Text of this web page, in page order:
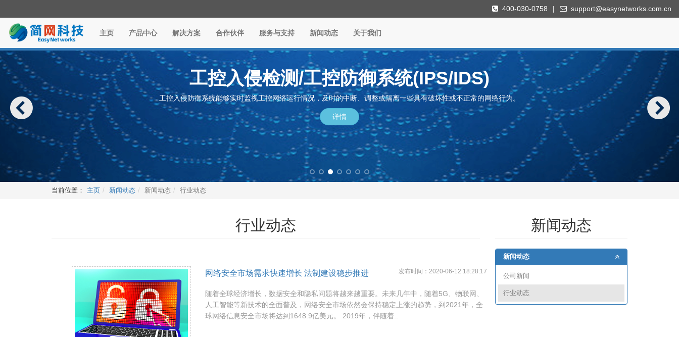
400-030-0758 | support@easynetworks.com.cn
主页 产品中心 解决方案 合作伙伴 服务与支持 新闻动态 关于我们
SDWAN用于连接广阔地理范围的企业网络、数据中心、互联网应用及云服务。
APPway下一代防火墙是当今企业网络的安全核心，实现优化性能、提供安全性和确保可靠性的一个必不可少的工具。
工控入侵检测/工控防御系统(IPS/IDS)
工控入侵防御系统能够实时监视工控网络运行情况，及时的中断、调整或隔离一些具有破坏性或不正常的网络行为。
详情
APPCloudsec虚拟形式下一代防火墙，为公有云和私有云提供网络安全解决方案。
4G5G无线接入网关可以使用4G和5G的链路来访问internet或者作为vpn连入企业内网，自动实现户外设备、无人值守，物联网，或者小型办公室接入。
DNS过滤器通过对DNS请求处理，实现禁止和允许访问某些域名，发现木马攻击，设置蜜罐。
专注于恶意代码威胁综合防御、监控的硬件级网关产品。
当前位置： 主页 新闻动态 新闻动态 行业动态
行业动态
网络安全市场需求快速增长 法制建设稳步推进 发布时间：2020-06-12 18:28:17
随着全球经济增长，数据安全和隐私问题将越来越重要。未来几年中，随着5G、物联网、
人工智能等新技术的全面普及，网络安全市场依然会保持稳定上涨的趋势，到2021年，全
球网络信息安全市场将达到1648.9亿美元。 2019年，伴随着..
新闻动态
新闻动态
公司新闻
行业动态